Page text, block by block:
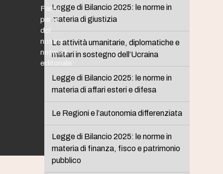
Legge di Bilancio 2025: le norme in
materia di giustizia
Le attività umanitarie, diplomatiche e
militari in sostegno dell’Ucraina
Legge di Bilancio 2025: le norme in
materia di affari esteri e difesa
Le Regioni e l’autonomia differenziata
Legge di Bilancio 2025: le norme in
materia di finanza, fisco e patrimonio
pubblico
Fanno
parte
del
nostro
network
editoriale: